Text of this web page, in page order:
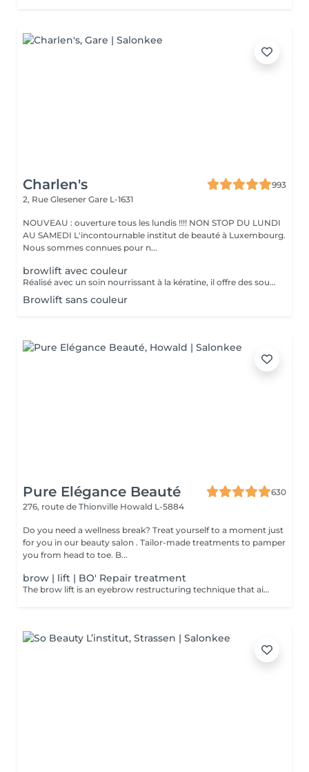
Charlen's
993
2, Rue Glesener Gare L-1631
NOUVEAU : ouverture tous les lundis !!!! NON STOP DU LUNDI
AU SAMEDI L'incontournable institut de beauté à Luxembourg.
Nous sommes connues pour n...
browlift avec couleur
Réalisé avec un soin nourrissant à la kératine, il offre des sourcils naturels et harmonieux jusqu'à 6 à 8 semaines
Browlift sans couleur
Pure Elégance Beauté
630
276, route de Thionville Howald L-5884
Do you need a wellness break? Treat yourself to a moment just
for you in our beauty salon . Tailor-made treatments to pamper
you from head to toe. B...
brow | lift | BO' Repair treatment
The brow lift is an eyebrow restructuring technique that aims to enhance the hairs. It is done using a brush and several treatments. The combination of their actions makes it possible to obtain thick and marked eyebrows. Allows to restructure, densify and discipline sparse and rebellious eyebrows, but also lifts the eyes as well as droopy eyelids. BO'Repair Vitamin mask.